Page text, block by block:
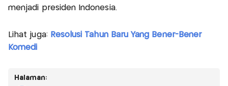
menjadi presiden Indonesia.
Lihat juga: Resolusi Tahun Baru Yang Bener-Bener
Komedi
Halaman: